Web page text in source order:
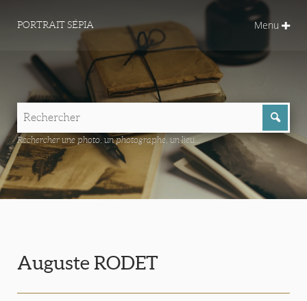
PORTRAIT SÉPIA Menu
Rechercher une photo, un photographe, un lieu...
Auguste RODET